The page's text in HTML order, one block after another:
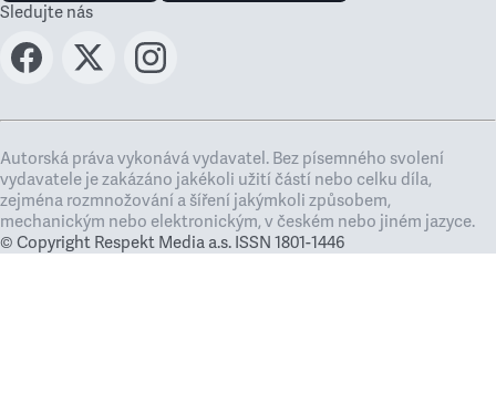
Sledujte nás
Autorská práva vykonává vydavatel. Bez písemného svolení
vydavatele je zakázáno jakékoli užití částí nebo celku díla,
zejména rozmnožování a šíření jakýmkoli způsobem,
mechanickým nebo elektronickým, v českém nebo jiném jazyce.
© Copyright Respekt Media a.s. ISSN 1801-1446